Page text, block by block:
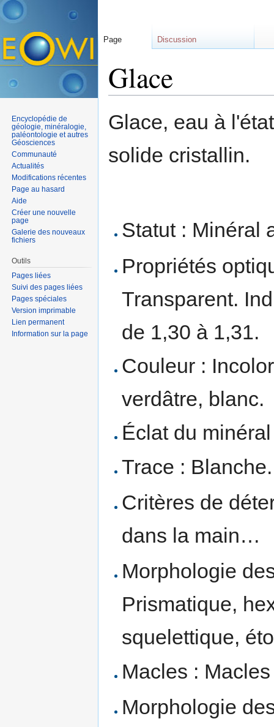
Glace
Glace, eau à
solide cristallin.
Statut : Minéral
Propriétés
Transparent.
de 1,30 à 1,31.
Couleur :
verdâtre, blanc.
Éclat du
Trace : Blanche.
Critères de
dans la main…
Morphologie
Prismatique,
squelettique,
Macles :
Morphologie
Page Discussion
Encyclopédie de
géologie, minéralogie,
paléontologie et autres
Géosciences
Communauté
Actualités
Modifications récentes
Page au hasard
Aide
Créer une nouvelle
page
Galerie des nouveaux
fichiers
Outils
Pages liées
Suivi des pages liées
Pages spéciales
Version imprimable
Lien permanent
Information sur la page